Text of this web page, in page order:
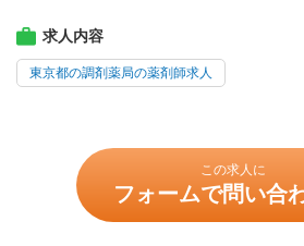
求人内容
東京都の調剤薬局の薬剤師求人
この求人に
フォームで問い合